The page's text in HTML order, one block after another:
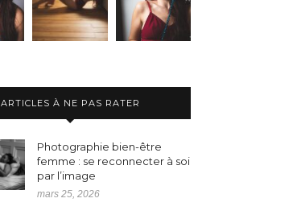
ARTICLES À NE PAS RATER
Photographie bien-être
femme : se reconnecter à soi
par l’image
mars 25, 2026